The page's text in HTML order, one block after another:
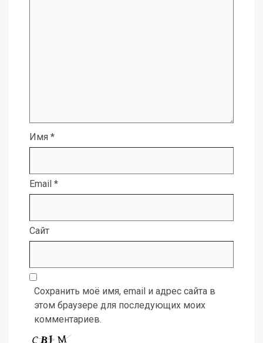
Имя *
Email *
Сайт
Сохранить моё имя, email и адрес сайта в
этом браузере для последующих моих
комментариев.